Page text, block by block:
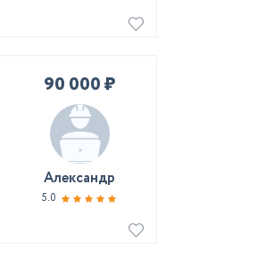
90 000 ₽
Александр
5.0